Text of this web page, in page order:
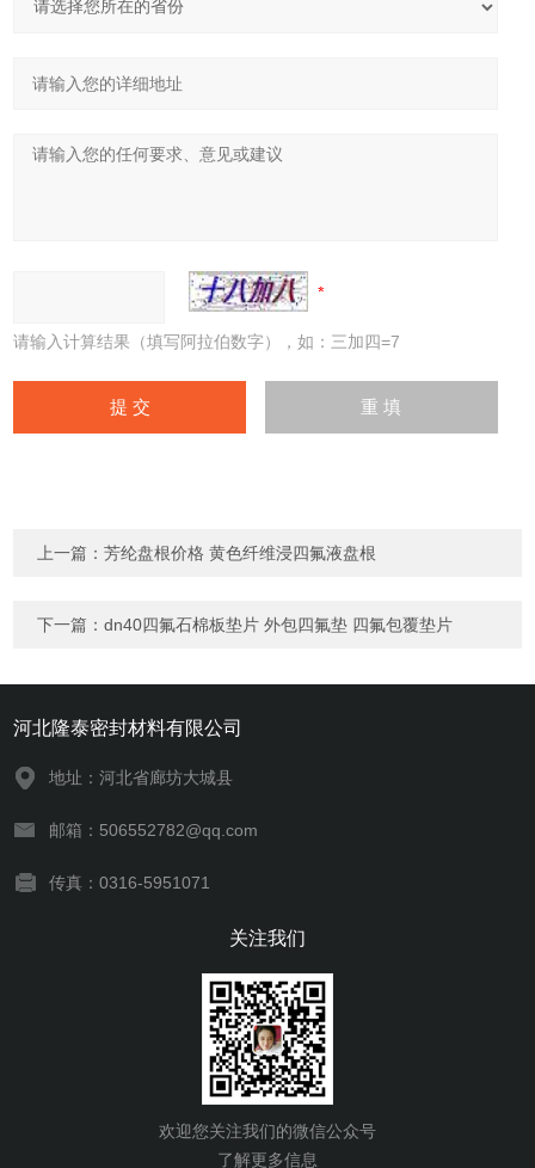
请输入计算结果（填写阿拉伯数字），如：三加四=7
上一篇：芳纶盘根价格 黄色纤维浸四氟液盘根
下一篇：dn40四氟石棉板垫片 外包四氟垫 四氟包覆垫片
河北隆泰密封材料有限公司
地址：河北省廊坊大城县
邮箱：506552782@qq.com
传真：0316-5951071
关注我们
欢迎您关注我们的微信公众号
了解更多信息